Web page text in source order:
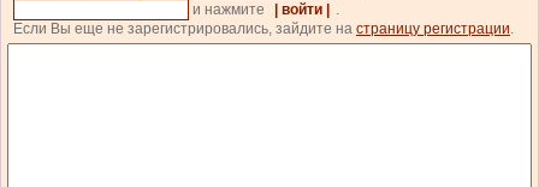
и нажмите
| войти |
.
Если Вы еще не зарегистрировались, зайдите на страницу регистрации.